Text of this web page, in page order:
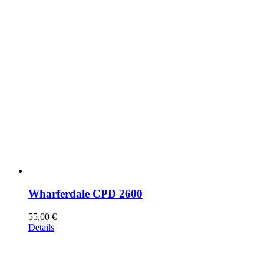
Wharferdale CPD 2600
55,00 €
Details